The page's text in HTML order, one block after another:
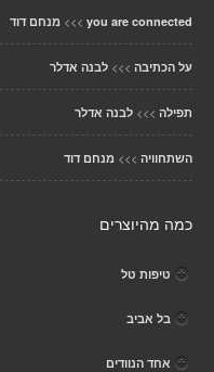
you are connected
>>> מנחם דוד
על הכתיבה >>> לבנה אדלר
תפילה >>> לבנה אדלר
השתחוויה >>> מנחם דוד
כמה מהיוצרים
טיפות טל
בל אביב
אחד הנוודים